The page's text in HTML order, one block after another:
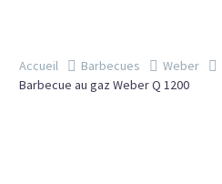
Accueil Barbecues Weber
Barbecue au gaz Weber Q 1200